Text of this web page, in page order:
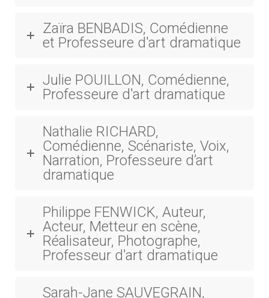
Zaïra BENBADIS, Comédienne
et Professeure d'art dramatique
Julie POUILLON, Comédienne,
Professeure d'art dramatique
Nathalie RICHARD,
Comédienne, Scénariste, Voix,
Narration, Professeure d’art
dramatique
Philippe FENWICK, Auteur,
Acteur, Metteur en scène,
Réalisateur, Photographe,
Professeur d'art dramatique
Sarah-Jane SAUVEGRAIN,